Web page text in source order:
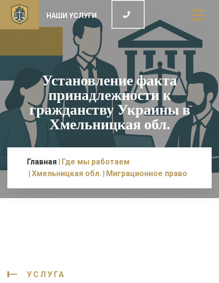
НАШИ УСЛУГИ
Установление факта
принадлежности к
гражданству Украины в
Хмельницкая обл.
Главная Где мы работаем
Хмельницкая обл.
Миграционное право
УСЛУГА